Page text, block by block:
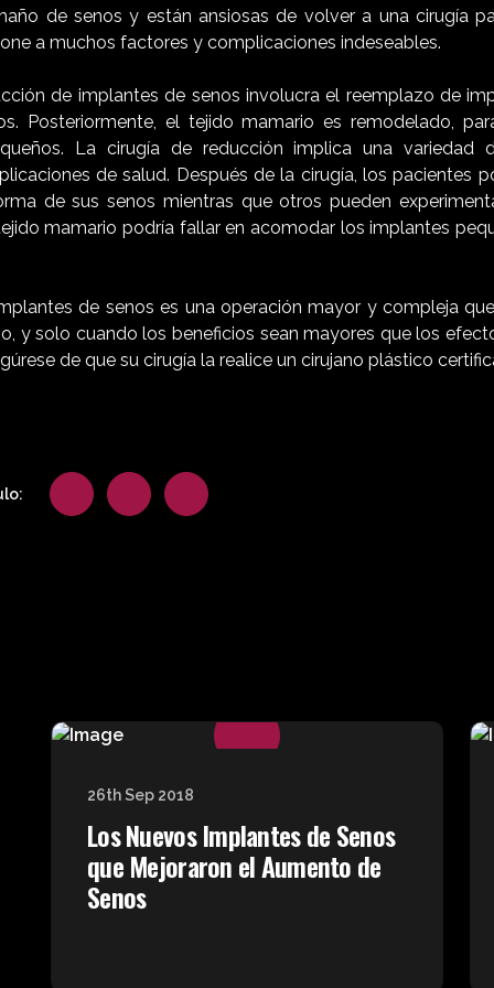
de senos y están ansiosas de volver a una cirugía
a muchos factores y complicaciones indeseables.
de implantes de senos involucra el reemplazo de
Posteriormente, el tejido mamario es remodelado,
La cirugía de reducción implica una variedad
de salud. Después de la cirugía, los pacientes
de sus senos mientras que otros pueden
mamario podría fallar en acomodar los implantes
de senos es una operación mayor y compleja
y solo cuando los beneficios sean mayores que los
de que su cirugía la realice un cirujano plástico
26th Sep 2018
Los Nuevos Implantes de Senos
que Mejoraron el Aumento de
Senos